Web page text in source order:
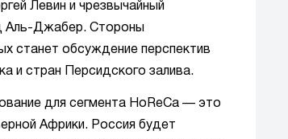
Левин и чрезвычайный
Аль-Джабер. Стороны
станет обсуждение перспектив
и стран Персидского залива.
для сегмента HoReCa — это
Африки. Россия будет